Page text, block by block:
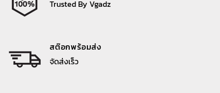
Trusted By Vgadz
สต๊อกพร้อมส่ง
จัดส่งเร็ว